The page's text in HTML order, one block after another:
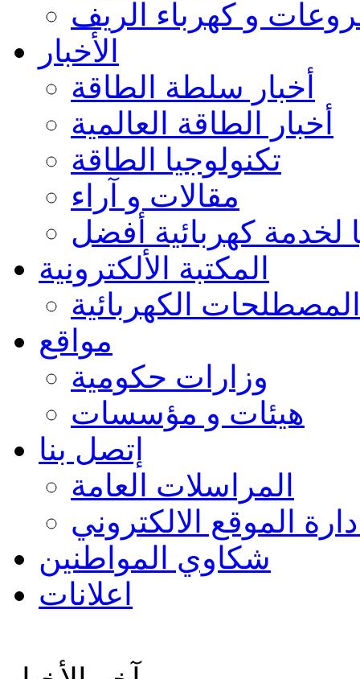
و كهرباء الريف
الأخبار
أخبار سلطة الطاقة
أخبار الطاقة العالمية
تكنولوجيا الطاقة
مقالات و آراء
لخدمة كهربائية أفضل
المكتبة الألكترونية
الكهربائية
مواقع
وزارات حكومية
هيئات و مؤسسات
إتصل بنا
المراسلات العامة
الموقع الالكتروني
شكاوي المواطنين
اعلانات